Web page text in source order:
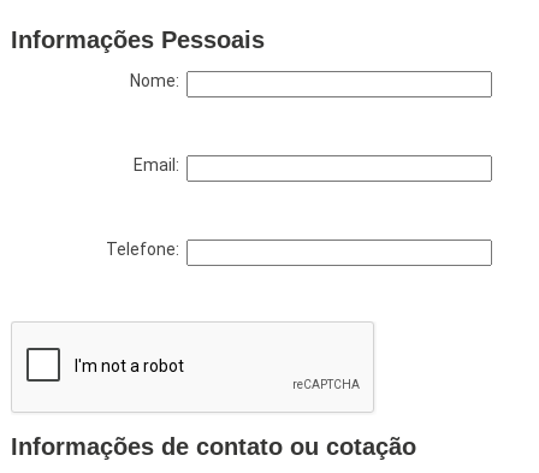
Informações Pessoais
Nome:
Email:
Telefone:
Informações de contato ou cotação